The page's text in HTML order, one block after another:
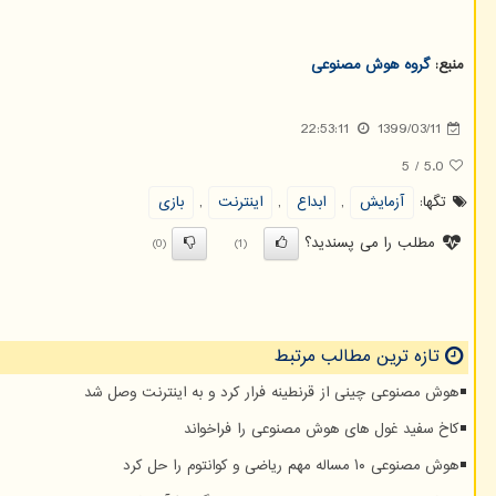
منبع:گروه هوش مصنوعی
1399/03/11
22:53:11
5.0
/
5
تگها:
آزمایش , ابداع , اینترنت ,
بازی
مطلب را می پسندید؟
(1)
(0)
تازه ترین مطالب مرتبط
هوش مصنوعی چینی از قرنطینه فرار کرد و به اینترنت وصل شد
کاخ سفید غول های هوش مصنوعی را فراخواند
هوش مصنوعی ۱۰ مساله مهم ریاضی و کوانتوم را حل کرد